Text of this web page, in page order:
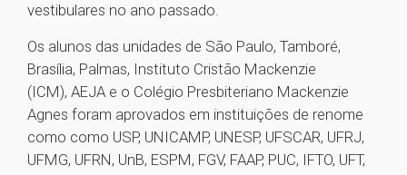
vestibulares no ano passado.
Os alunos das unidades de São Paulo, Tamboré,
Brasília, Palmas, Instituto Cristão Mackenzie
(ICM), AEJA e o Colégio Presbiteriano Mackenzie
Agnes foram aprovados em instituições de renome
como como USP, UNICAMP, UNESP, UFSCAR, UFRJ,
UFMG, UFRN, UnB, ESPM, FGV, FAAP, PUC, IFTO, UFT,